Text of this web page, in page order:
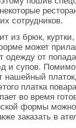
сотрудников.
из брюк,
может
одежду от
и супов. Помимо
нашейный
платка повара
во время
формы можно
заказать в